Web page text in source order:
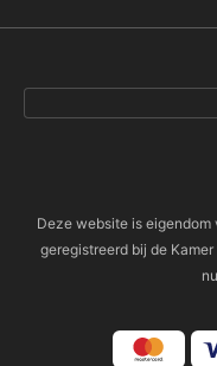
Deze website is eigendom
geregistreerd bij de